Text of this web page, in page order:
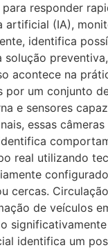
responder
(IA),
identifica
acontece na
um conjunto
e sensores
essas
real utilizando
cercas.
de veículos
identifica um